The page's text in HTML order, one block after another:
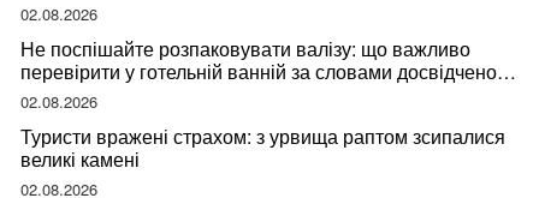
02.08.2026
Не поспішайте розпаковувати валізу: що важливо
перевірити у готельній ванній за словами досвідченої
мандрівниці
02.08.2026
Туристи вражені страхом: з урвища раптом зсипалися
великі камені
02.08.2026